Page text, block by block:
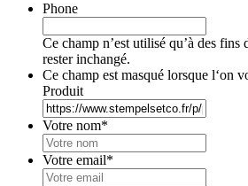
Phone
Ce champ n’est utilisé qu’à des
rester inchangé.
Ce champ est masqué lorsque l‘on
Produit
Votre nom*
Votre email*